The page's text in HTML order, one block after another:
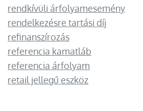
rendkívüli árfolyamesemény
rendelkezésre tartási díj
refinanszírozás
referencia kamatláb
referencia árfolyam
retail jellegű eszköz